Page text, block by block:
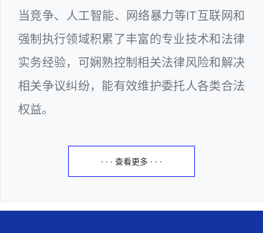
当竞争、人工智能、网络暴力等IT互联网和
强制执行领域积累了丰富的专业技术和法律
实务经验，可娴熟控制相关法律风险和解决
相关争议纠纷，能有效维护委托人各类合法
权益。
· · · 查看更多 · · ·